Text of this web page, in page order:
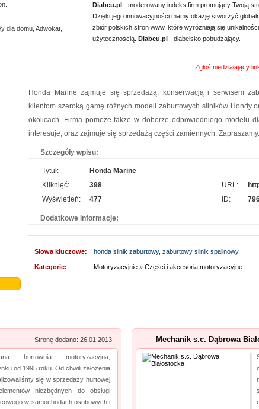
rodzajów odzieży. Oferta jest nieustannie poszerzana o nowe modele. Jest to zarówno
odzież damska xxl, jak i rozmiary mniejsze. Każda kobieta znajdzie dla siebie eleganckie
sukienki xxl, jak i wygodny komplet dresowy...
naszą propozycję. Uwzględnia ona dobre jakościowo worki do pasteryzacji i szereg
innych wyrobów. Sprzedajemy również worki doypack, a jeżeli tym, czego szukasz, są
worki do sterylizacji, również je u nas nabędziesz....
Profile aluminiowe Łódź
Szpital Specjalista, to placówka na najwyższym poziomie. Działają tam zarówno poradnie,
jak i oddział szpitalny. Wykonuje się tam usuwanie prostaty laserem, a także laserowe
kamieni nerkowych. Jak więc widać, operacja laserowa jest powszechna. Daje
pacjentom możliwość szybkiego powrotu d...
Oferujemy zgłaszającym się do nas zleceniodawcom kompleksowe usługi archiwizacyjne.
nam Twoje biuro zyska więcej wolnego miejsca. Archiwizacja dokumentów
księgowych to nasza specjalność, a ochrona poufnych informacji jest naszym kluczowym
Podejmiemy się również zadania, jakim jest ...
Rehabilitacja niemowląt Bielsko Biała
Diabeu.pl - moderowany indeks firm promujący Twoją
Dzięki jego innowacyjności mamy okazję stworzyć
zbiór polskich stron www, które wyróżniają się
użytecznością. Diabeu.pl - diabelsko pobudzający.
dla domu Adwokat
Zgłoś niedziałający
Honda Marine zajmuje się sprzedażą, konserwacją i serwisem
klientom szeroką gamę różnych modeli zaburtowych silników Hondy
okolicach. Firma pomoże także w doborze odpowiedniego modelu
interesuje, oraz zajmuje się sprzedażą części zamiennych.
Szczegóły wpisu:
Tytuł:
Honda Marine
Kliknięć:
398 URL:
Wyświetleń:
477 ID:
Dodatkowe informacje:
Słowa kluczowe: honda silnik zaburtowy, zaburtowy silnik spalinowy
Kategorie: Motoryzacyjnie » Części i akcesoria motoryzacyjne
Stronę dodano: 26.01.2013
hurtownia motoryzacyjna,
od 1995 roku. Od chwili założenia
się w sprzedaży hurtowej
niezbędnych do obsługi
w samochodach osobowych i
Mechanik s.c. Dąbrowa